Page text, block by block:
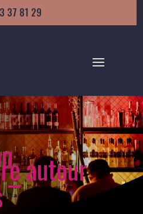
37 81 29
autour
–